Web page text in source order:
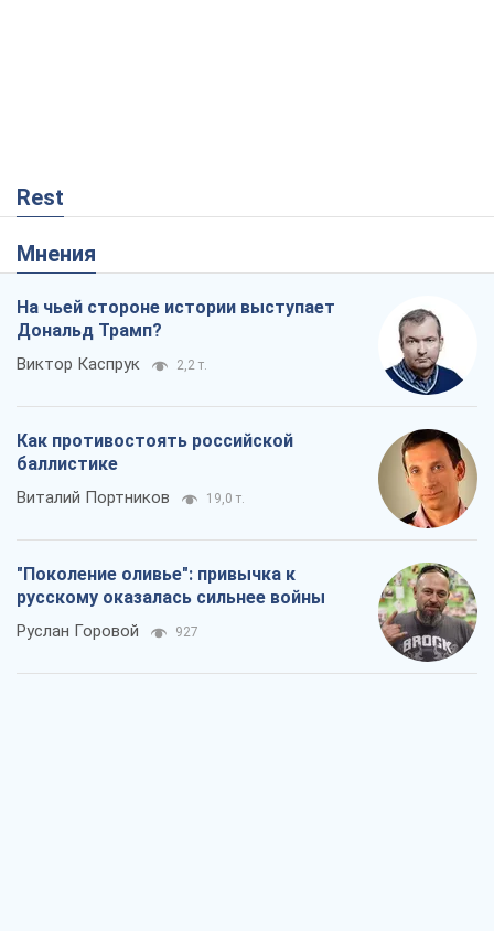
Rest
Мнения
На чьей стороне истории выступает
Дональд Трамп?
Виктор Каспрук 2,2 т.
Как противостоять российской
баллистике
Виталий Портников 19,0 т.
"Поколение оливье": привычка к
русскому оказалась сильнее войны
Руслан Горовой 927